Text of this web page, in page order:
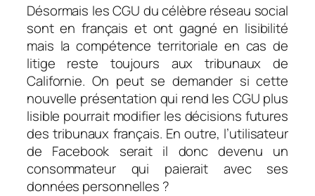
Désormais les CGU du célèbre réseau social
sont en français et ont gagné en lisibilité
mais la compétence territoriale en cas de
litige reste toujours aux tribunaux de
Californie. On peut se demander si cette
nouvelle présentation qui rend les CGU plus
lisible pourrait modifier les décisions futures
des tribunaux français. En outre, l’utilisateur
de Facebook serait il donc devenu un
consommateur qui paierait avec ses
données personnelles ?